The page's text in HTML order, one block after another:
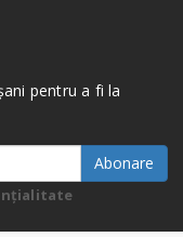
pentru a fi la
Abonare